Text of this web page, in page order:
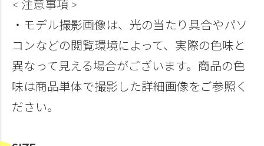
< 注意事項 >
・モデル撮影画像は、光の当たり具合やパソ
コンなどの閲覧環境によって、実際の色味と
異なって見える場合がございます。商品の色
味は商品単体で撮影した詳細画像をご参照く
ださい。